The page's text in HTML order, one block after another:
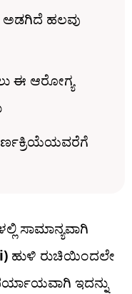
ಅಡಗಿದೆ ಹಲವು
ಈ ಆರೋಗ್ಯ
ಸಾಮಾನ್ಯವಾಗಿ
ಹುಳಿ ರುಚಿಯಿಂದಲೇ
ಇದನ್ನು